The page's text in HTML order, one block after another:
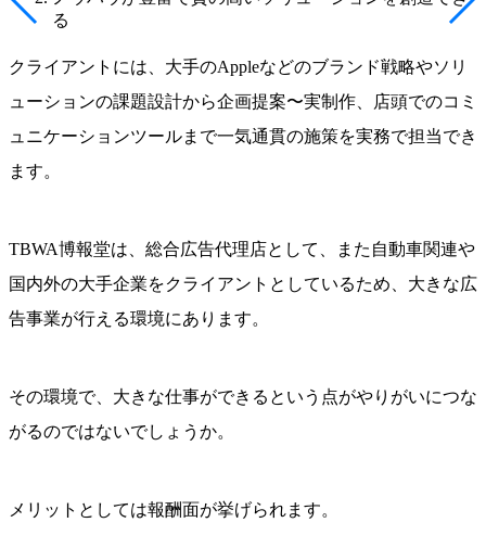
る
クライアントには、大手のAppleなどのブランド戦略やソリ
ューションの課題設計から企画提案〜実制作、店頭でのコミ
ュニケーションツールまで一気通貫の施策を実務で担当でき
ます。
TBWA博報堂は、総合広告代理店として、また自動車関連や
国内外の大手企業をクライアントとしているため、大きな広
告事業が行える環境にあります。
その環境で、大きな仕事ができるという点がやりがいにつな
がるのではないでしょうか。
メリットとしては報酬面が挙げられます。